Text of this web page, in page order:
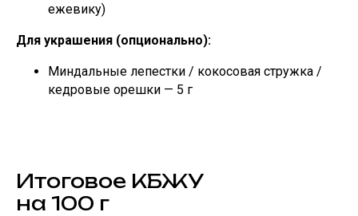
ежевику)
Для украшения (опционально):
Миндальные лепестки / кокосовая стружка /
кедровые орешки — 5 г
Итоговое КБЖУ
на 100 г